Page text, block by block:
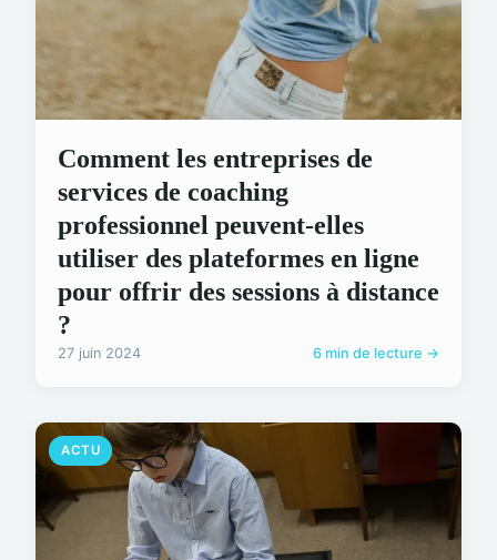
Comment les entreprises de
services de coaching
professionnel peuvent-elles
utiliser des plateformes en ligne
pour offrir des sessions à distance
?
27 juin 2024 6 min de lecture →
ACTU